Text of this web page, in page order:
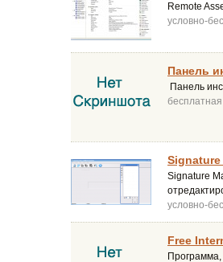
Remote
условно-
Панель
Панель
бесплатная
Signature
Signature
условно-
Free